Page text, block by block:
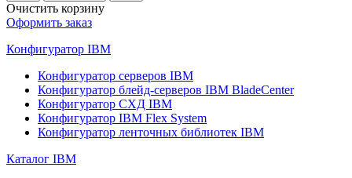
Очистить корзину
Оформить заказ
Конфигуратор IBM
Конфигуратор серверов IBM
Конфигуратор блейд-серверов IBM BladeCenter
Конфигуратор СХД IBM
Конфигуратор IBM Flex System
Конфигуратор ленточных библиотек IBM
Каталог IBM